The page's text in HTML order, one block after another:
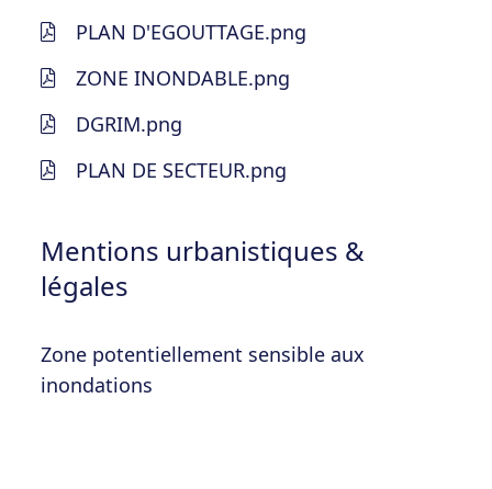
PLAN D'EGOUTTAGE.png
ZONE INONDABLE.png
DGRIM.png
PLAN DE SECTEUR.png
Mentions urbanistiques &
légales
Zone potentiellement sensible aux
inondations